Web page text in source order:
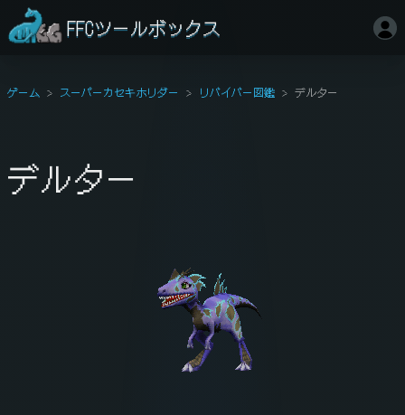
FFCツールボックス
ゲーム スーパーカセキホリダー リバイバー図鑑 デルター
デルター